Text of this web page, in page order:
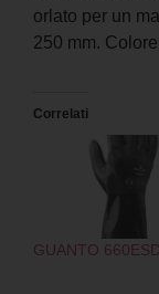
orlato per un
250 mm.
Correlati
GUANTO 660ESD